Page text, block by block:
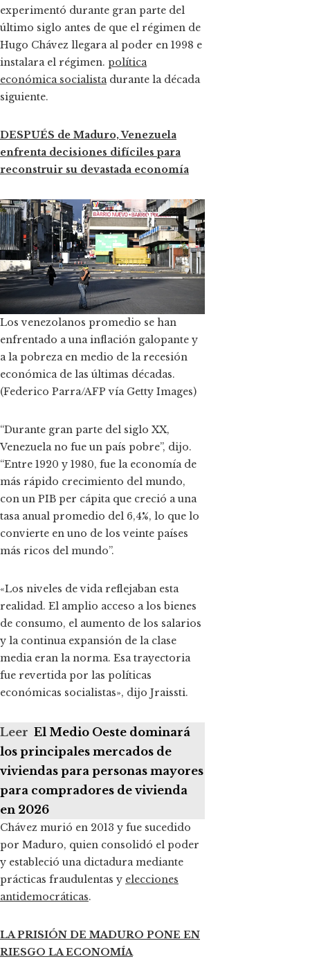
experimentó durante gran parte del
último siglo antes de que el régimen de
Hugo Chávez llegara al poder en 1998 e
instalara el régimen. política
económica socialistadurante la década
siguiente.
DESPUÉS de Maduro, Venezuela
enfrenta decisiones difíciles para
reconstruir su devastada economía
Los venezolanos promedio se han
enfrentado a una inflación galopante y
a la pobreza en medio de la recesión
económica de las últimas décadas.
(Federico Parra/AFP vía Getty Images)
“Durante gran parte del siglo XX,
Venezuela no fue un país pobre”, dijo.
“Entre 1920 y 1980, fue la economía de
más rápido crecimiento del mundo,
con un PIB per cápita que creció a una
tasa anual promedio del 6,4%, lo que lo
convierte en uno de los veinte países
más ricos del mundo”.
«Los niveles de vida reflejaban esta
realidad. El amplio acceso a los bienes
de consumo, el aumento de los salarios
y la continua expansión de la clase
media eran la norma. Esa trayectoria
fue revertida por las políticas
económicas socialistas», dijo Jraissti.
Leer El Medio Oeste dominará
los principales mercados de
viviendas para personas mayores
para compradores de vivienda
en 2026
Chávez murió en 2013 y fue sucedido
por Maduro, quien consolidó el poder
y estableció una dictadura mediante
prácticas fraudulentas y elecciones
antidemocráticas.
LA PRISIÓN DE MADURO PONE EN
RIESGO LA ECONOMÍA